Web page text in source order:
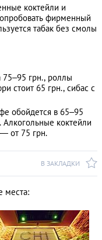
коктейли и
фирменный
табак без смолы
грн., роллы
стоит 65 грн., сибас с
обойдется в 65–95
коктейли
от 75 грн.
В ЗАКЛАДКИ
места: